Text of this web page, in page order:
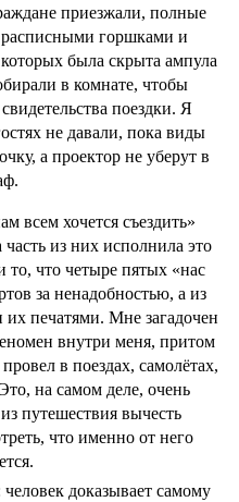
приезжали, полные
горшками и
была скрыта ампула
в комнате, чтобы
поездки. Я
не давали, пока виды
а проектор не уберут в
всем хочется съездить»
часть из них исполнила это
что четыре пятых «нас
за ненадобностью, а из
их печатями. Мне загадочен
внутри меня, притом
в поездах, самолётах,
на самом деле, очень
путешествия вычесть
что именно от него
доказывает самому